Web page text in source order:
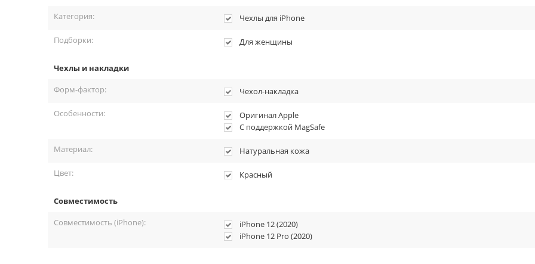
Категория: Чехлы для iPhone
Подборки: Для женщины
Чехлы и накладки
Форм-фактор:
Чехол-накладка
Особенности:
Оригинал Apple
С поддержкой MagSafe
Материал: Натуральная кожа
Цвет: Красный
Совместимость
Совместимость (iPhone):
iPhone 12 (2020)
iPhone 12 Pro (2020)